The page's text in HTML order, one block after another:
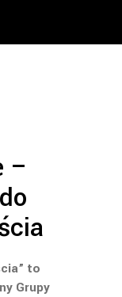
–
to
Grupy